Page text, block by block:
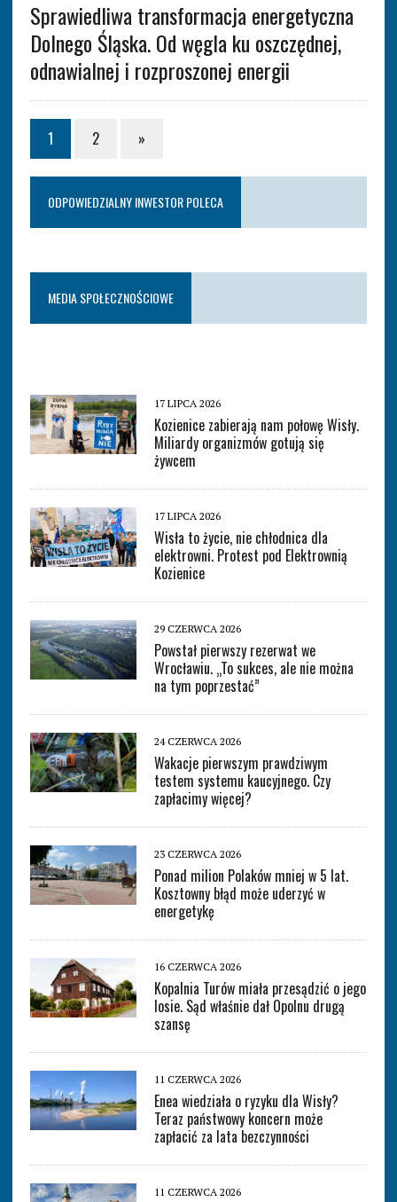
Sprawiedliwa transformacja energetyczna
Dolnego Śląska. Od węgla ku oszczędnej,
odnawialnej i rozproszonej energii
1 2 »
ODPOWIEDZIALNY INWESTOR POLECA
MEDIA SPOŁECZNOŚCIOWE
17 LIPCA 2026
Kozienice zabierają nam połowę Wisły.
Miliardy organizmów gotują się
żywcem
17 LIPCA 2026
Wisła to życie, nie chłodnica dla
elektrowni. Protest pod Elektrownią
Kozienice
29 CZERWCA 2026
Powstał pierwszy rezerwat we
Wrocławiu. „To sukces, ale nie można
na tym poprzestać”
24 CZERWCA 2026
Wakacje pierwszym prawdziwym
testem systemu kaucyjnego. Czy
zapłacimy więcej?
23 CZERWCA 2026
Ponad milion Polaków mniej w 5 lat.
Kosztowny błąd może uderzyć w
energetykę
16 CZERWCA 2026
Kopalnia Turów miała przesądzić o jego
losie. Sąd właśnie dał Opolnu drugą
szansę
11 CZERWCA 2026
Enea wiedziała o ryzyku dla Wisły?
Teraz państwowy koncern może
zapłacić za lata bezczynności
11 CZERWCA 2026